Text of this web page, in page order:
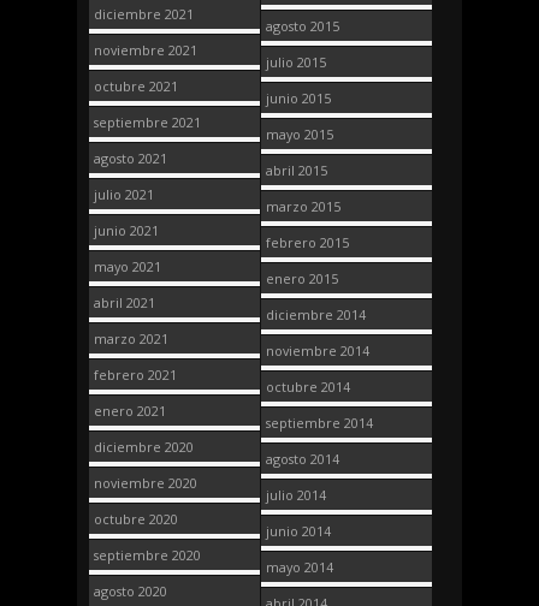
diciembre 2021
noviembre 2021
octubre 2021
septiembre 2021
agosto 2021
julio 2021
junio 2021
mayo 2021
abril 2021
marzo 2021
febrero 2021
enero 2021
diciembre 2020
noviembre 2020
octubre 2020
septiembre 2020
agosto 2020
agosto 2015
julio 2015
junio 2015
mayo 2015
abril 2015
marzo 2015
febrero 2015
enero 2015
diciembre 2014
noviembre 2014
octubre 2014
septiembre 2014
agosto 2014
julio 2014
junio 2014
mayo 2014